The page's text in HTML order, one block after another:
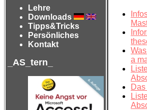
Lehre
Downloads
Tipps&Tricks
Persönliches
Kontakt
_AS_tern_
a